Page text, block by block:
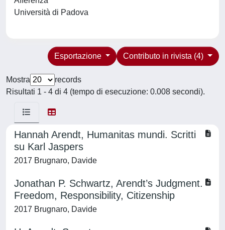
Università di Padova
Contributo in rivista (4)
Esportazione
Mostra
records
Risultati 1 - 4 di 4 (tempo di esecuzione: 0.008 secondi).
Hannah Arendt, Humanitas mundi. Scritti
su Karl Jaspers
2017 Brugnaro, Davide
Jonathan P. Schwartz, Arendt’s Judgment.
Freedom, Responsibility, Citizenship
2017 Brugnaro, Davide